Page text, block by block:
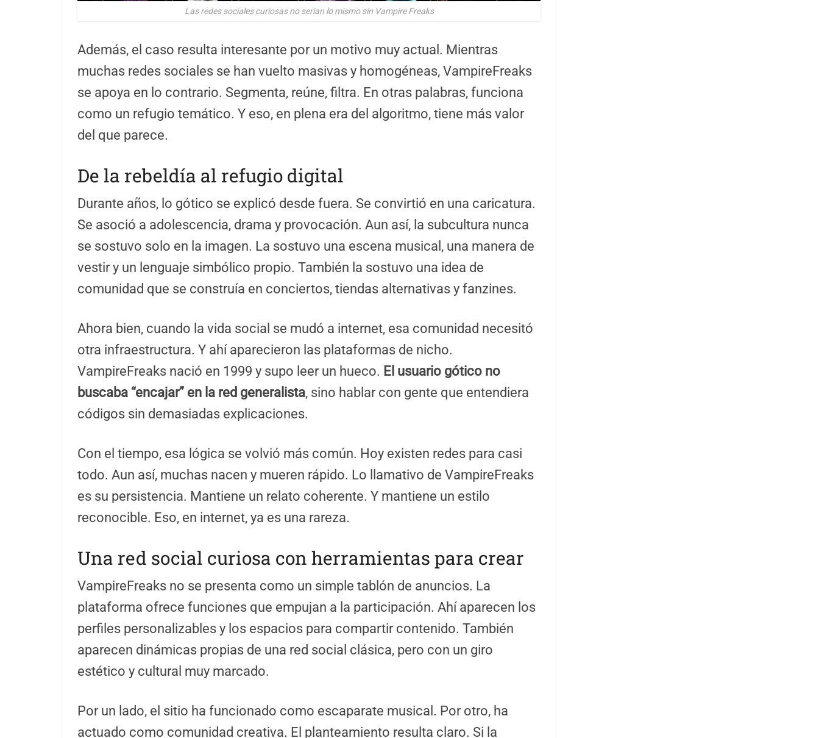
Las redes sociales curiosas no serian lo mismo sin Vampire Freaks
Además, el caso resulta interesante por un motivo muy actual. Mientras
muchas redes sociales se han vuelto masivas y homogéneas, VampireFreaks
se apoya en lo contrario. Segmenta, reúne, filtra. En otras palabras, funciona
como un refugio temático. Y eso, en plena era del algoritmo, tiene más valor
del que parece.
De la rebeldía al refugio digital
Durante años, lo gótico se explicó desde fuera. Se convirtió en una caricatura.
Se asoció a adolescencia, drama y provocación. Aun así, la subcultura nunca
se sostuvo solo en la imagen. La sostuvo una escena musical, una manera de
vestir y un lenguaje simbólico propio. También la sostuvo una idea de
comunidad que se construía en conciertos, tiendas alternativas y fanzines.
Ahora bien, cuando la vida social se mudó a internet, esa comunidad necesitó
otra infraestructura. Y ahí aparecieron las plataformas de nicho.
VampireFreaks nació en 1999 y supo leer un hueco. El usuario gótico no
buscaba “encajar” en la red generalista, sino hablar con gente que entendiera
códigos sin demasiadas explicaciones.
Con el tiempo, esa lógica se volvió más común. Hoy existen redes para casi
todo. Aun así, muchas nacen y mueren rápido. Lo llamativo de VampireFreaks
es su persistencia. Mantiene un relato coherente. Y mantiene un estilo
reconocible. Eso, en internet, ya es una rareza.
Una red social curiosa con herramientas para crear
VampireFreaks no se presenta como un simple tablón de anuncios. La
plataforma ofrece funciones que empujan a la participación. Ahí aparecen los
perfiles personalizables y los espacios para compartir contenido. También
aparecen dinámicas propias de una red social clásica, pero con un giro
estético y cultural muy marcado.
Por un lado, el sitio ha funcionado como escaparate musical. Por otro, ha
actuado como comunidad creativa. El planteamiento resulta claro. Si la